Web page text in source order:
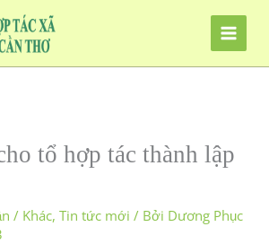
tổ hợp tác thành lập
/ Khác, Tin tức mới / Bởi Dương Phục